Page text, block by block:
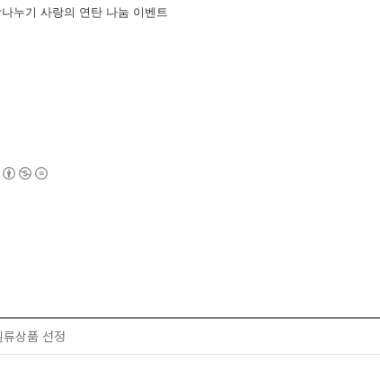
누기 사랑의 연탄 나눔 이벤트
상품 선정